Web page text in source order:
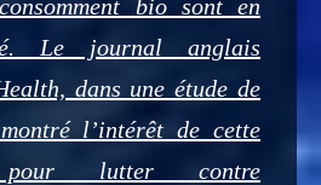
bio sont en
Le journal anglais
dans une étude de
l’intérêt de cette
pour lutter contre